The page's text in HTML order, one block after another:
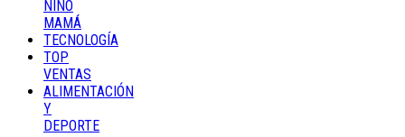
NIÑO
MAMÁ
TECNOLOGÍA
TOP
VENTAS
ALIMENTACIÓN
Y
DEPORTE